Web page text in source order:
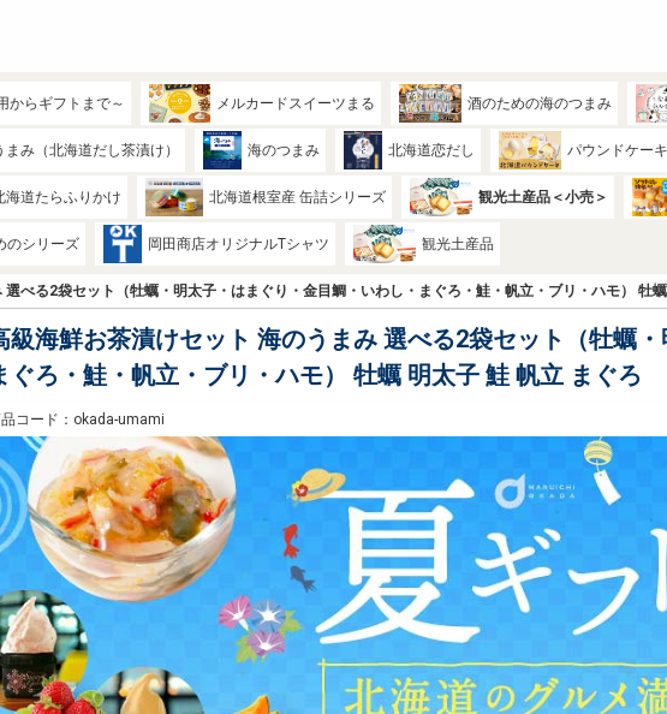
からギフトまで～ メルカードスイーツまる 酒のための海のつまみ
まみ（北海道だし茶漬け） 海のつまみ 北海道恋だし パウンドケーキ
海道たらふりかけ 北海道根室産 缶詰シリーズ 観光土産品＜小売＞
のシリーズ 岡田商店オリジナルTシャツ 観光土産品
べる2袋セット（牡蠣・明太子・はまぐり・金目鯛・いわし・まぐろ・鮭・帆立・ブリ・ハモ） 牡
級海鮮お茶漬けセット 海のうまみ 選べる2袋セット（牡蠣
ぐろ・鮭・帆立・ブリ・ハモ） 牡蠣 明太子 鮭 帆立 まぐろ
コード：okada-umami